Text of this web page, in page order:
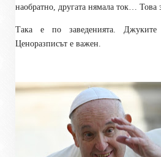
наобратно, другата нямала ток… Това
Така е по заведенията. Джуките
Ценоразписът е важен.